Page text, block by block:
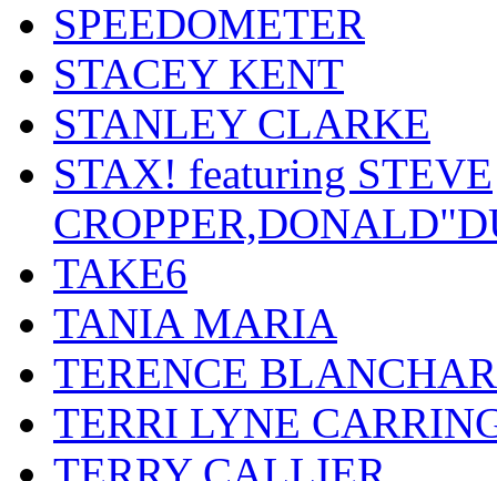
SPEEDOMETER
STACEY KENT
STANLEY CLARKE
STAX! featuring STEVE
TAKE6
TANIA MARIA
TERENCE
TERRI LYNE